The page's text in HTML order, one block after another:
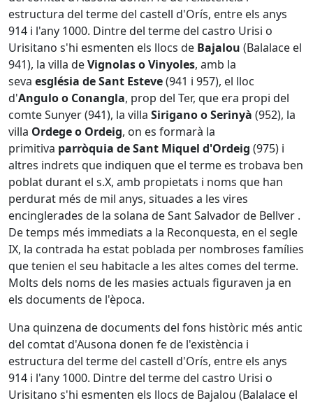
estructura del terme del castell d'Orís, entre els anys
914 i l'any 1000. Dintre del terme del castro Urisi o
Urisitano s'hi esmenten els llocs de Bajalou (Balalace el
941), la villa deVignolas o Vinyoles, amb la
seva església de Sant Esteve(941 i 957), el lloc
d'Angulo o Conangla, prop del Ter, que era propi del
comte Sunyer (941), la villa Sirigano o Serinyà (952), la
villa Ordege o Ordeig, on es formarà la
primitiva parròquia deSant Miquel d'Ordeig (975) i
altres indrets que indiquen que el terme es trobava ben
poblat durant el s.X, amb propietats i noms que han
perdurat més de mil anys, situades a les vires
encinglerades de la solana de Sant Salvador de Bellver .
De temps més immediats a la Reconquesta, en el segle
IX, la contrada ha estat poblada per nombroses famílies
que tenien el seu habitacle a les altes comes del terme.
Molts dels noms de les masies actuals figuraven ja en
els documents de l'època.
Una quinzena de documents del fons històric més antic
del comtat d'Ausona donen fe de l'existència i
estructura del terme del castell d'Orís, entre els anys
914 i l'any 1000. Dintre del terme del castro Urisi o
Urisitano s'hi esmenten els llocs de Bajalou (Balalace el